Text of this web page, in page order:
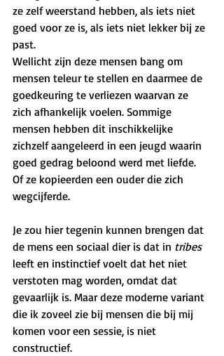
ze zelf weerstand hebben, als iets niet
goed voor ze is, als iets niet lekker bij ze
past.
Wellicht zijn deze mensen bang om
mensen teleur te stellen en daarmee de
goedkeuring te verliezen waarvan ze
zich afhankelijk voelen. Sommige
mensen hebben dit inschikkelijke
zichzelf aangeleerd in een jeugd waarin
goed gedrag beloond werd met liefde.
Of ze kopieerden een ouder die zich
wegcijferde.
Je zou hier tegenin kunnen brengen dat
de mens een sociaal dier is dat in tribes
leeft en instinctief voelt dat het niet
verstoten mag worden, omdat dat
gevaarlijk is. Maar deze moderne variant
die ik zoveel zie bij mensen die bij mij
komen voor een sessie, is niet
constructief.